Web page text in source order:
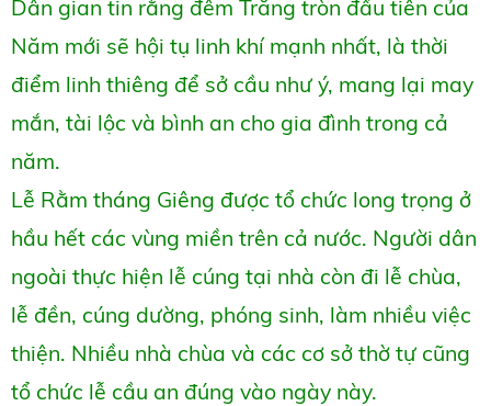
Dân gian tin rằng đêm Trăng tròn đầu tiên của
Năm mới sẽ hội tụ linh khí mạnh nhất, là thời
điểm linh thiêng để sở cầu như ý, mang lại may
mắn, tài lộc và bình an cho gia đình trong cả
năm.
Lễ Rằm tháng Giêng được tổ chức long trọng ở
hầu hết các vùng miền trên cả nước. Người dân
ngoài thực hiện lễ cúng tại nhà còn đi lễ chùa,
lễ đền, cúng dường, phóng sinh, làm nhiều việc
thiện. Nhiều nhà chùa và các cơ sở thờ tự cũng
tổ chức lễ cầu an đúng vào ngày này.